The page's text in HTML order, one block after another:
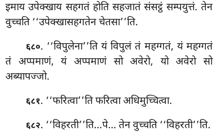
इमाय उपेक्खाय सहगतं होति सहजातं संसट्ठं सम्पयुत्तं. तेन
वुच्चति ‘‘उपेक्खासहगतेन चेतसा’’ति.
६८०. ‘‘विपुलेना’’ति यं विपुलं तं महग्गतं, यं महग्गतं
तं अप्पमाणं, यं अप्पमाणं सो अवेरो, यो अवेरो सो
अब्यापज्जो.
६८१. ‘‘फरित्वा’’ति फरित्वा अधिमुच्चित्वा.
६८२. ‘‘विहरती’’ति…पे… तेन वुच्चति ‘‘विहरती’’ति.